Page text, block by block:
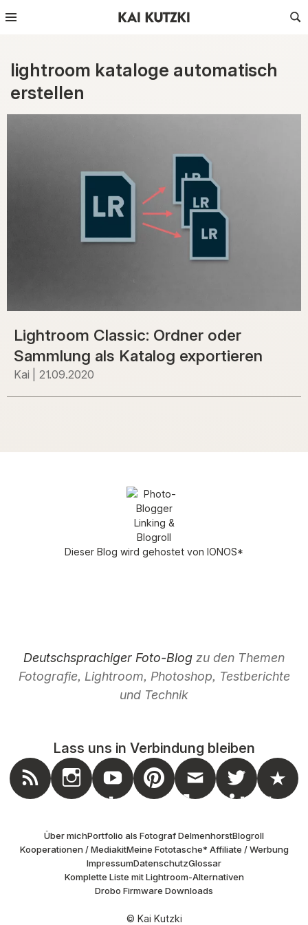
lightroom kataloge automatisch
erstellen
Lightroom Classic: Ordner oder
Sammlung als Katalog exportieren
Kai 21.09.2020
Dieser Blog wird gehostet von IONOS*
Deutschsprachiger Foto-Blog zu den Themen
Fotografie, Lightroom, Photoshop, Testberichte
und Technik
Lass uns in Verbindung bleiben
Youtube
Pinterest
Mail
Twitter
Über michPortfolio als Fotograf DelmenhorstBlogroll
Kooperationen / MediakitMeine Fototasche* Affiliate / Werbung
ImpressumDatenschutzGlossar
Komplette Liste mit Lightroom-Alternativen
Drobo Firmware Downloads
© Kai Kutzki